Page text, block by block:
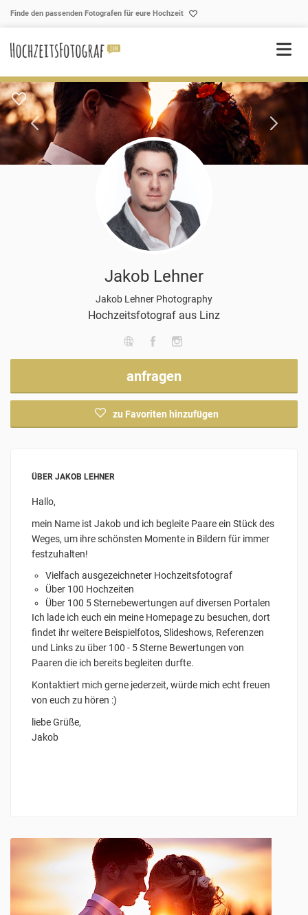
Finde den passenden Fotografen für eure Hochzeit
Jakob Lehner
Jakob Lehner Photography
Hochzeitsfotograf aus Linz
anfragen
zu Favoriten hinzufügen
ÜBER JAKOB LEHNER
Hallo,
mein Name ist Jakob und ich begleite Paare ein Stück des
Weges, um ihre schönsten Momente in Bildern für immer
festzuhalten!
Vielfach ausgezeichneter Hochzeitsfotograf
Über 100 Hochzeiten
Über 100 5 Sternebewertungen auf diversen Portalen
Ich lade ich euch ein meine Homepage zu besuchen, dort
findet ihr weitere Beispielfotos, Slideshows, Referenzen
und Links zu über 100 - 5 Sterne Bewertungen von
Paaren die ich bereits begleiten durfte.
Kontaktiert mich gerne jederzeit, würde mich echt freuen
von euch zu hören :)
liebe Grüße,
Jakob